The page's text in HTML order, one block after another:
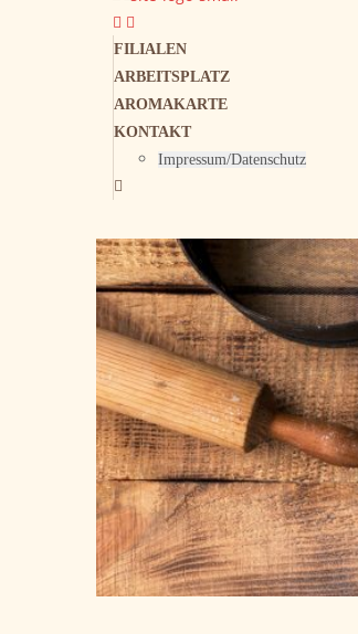
FILIALEN
ARBEITSPLATZ
AROMAKARTE
KONTAKT
Impressum/Datenschutz